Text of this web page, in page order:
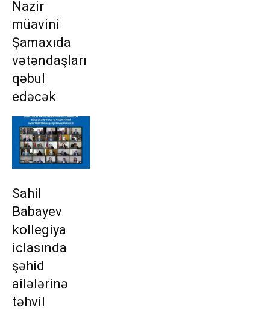
Nazir
müavini
Şamaxıda
vətəndaşları
qəbul
edəcək
Sahil
Babayev
kollegiya
iclasında
şəhid
ailələrinə
təhvil